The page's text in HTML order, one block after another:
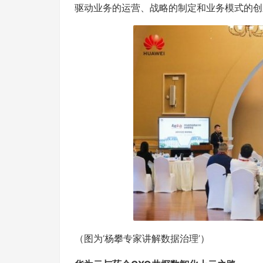
驱动业务的运营、战略的制定和业务模式的
（图为‘杨攀专家讲解数据治理’）